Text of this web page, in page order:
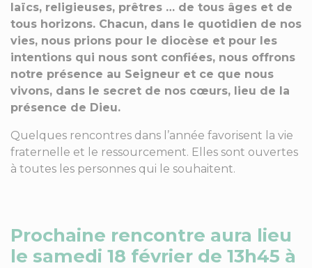
laïcs, religieuses, prêtres … de tous âges et de
tous horizons. Chacun, dans le quotidien de nos
vies, nous prions pour le diocèse et pour les
intentions qui nous sont confiées, nous offrons
notre présence au Seigneur et ce que nous
vivons, dans le secret de nos cœurs, lieu de la
présence de Dieu.
Quelques rencontres dans l’année favorisent la vie
fraternelle et le ressourcement. Elles sont ouvertes
à toutes les personnes qui le souhaitent.
Prochaine rencontre aura lieu
le samedi 18 février de 13h45 à